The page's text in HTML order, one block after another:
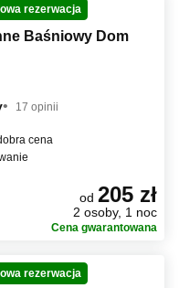
rezerwacja
Baśniowy Dom
17 opinii
cena
od 205 zł
2 osoby, 1 noc
Cena gwarantowana
rezerwacja